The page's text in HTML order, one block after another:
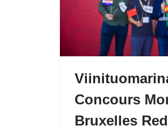
Concours
Bruxelles